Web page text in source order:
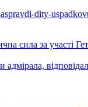
dity-
сила за участі